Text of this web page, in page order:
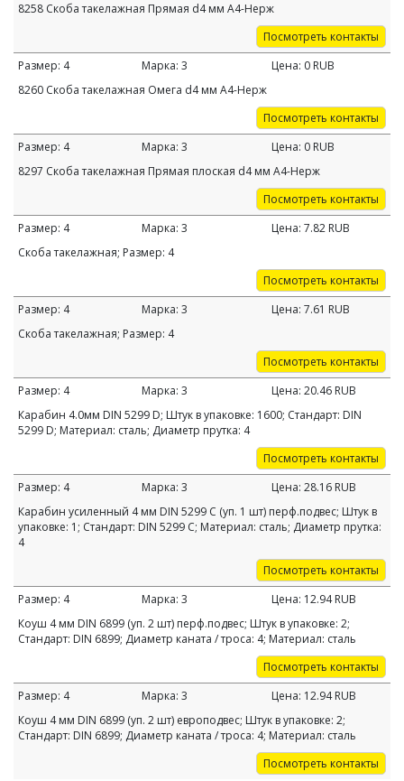
8258 Скоба такелажная Прямая d4 мм А4-Нерж
Посмотреть контакты
Размер: 4 Марка: 3 Цена: 0 RUB
8260 Скоба такелажная Омега d4 мм А4-Нерж
Посмотреть контакты
Размер: 4 Марка: 3 Цена: 0 RUB
8297 Скоба такелажная Прямая плоская d4 мм А4-Нерж
Посмотреть контакты
Размер: 4 Марка: 3 Цена: 7.82 RUB
Скоба такелажная; Размер: 4
Посмотреть контакты
Размер: 4 Марка: 3 Цена: 7.61 RUB
Скоба такелажная; Размер: 4
Посмотреть контакты
Размер: 4 Марка: 3 Цена: 20.46 RUB
Карабин 4.0мм DIN 5299 D; Штук в упаковке: 1600; Стандарт: DIN
5299 D; Материал: сталь; Диаметр прутка: 4
Посмотреть контакты
Размер: 4 Марка: 3 Цена: 28.16 RUB
Карабин усиленный 4 мм DIN 5299 С (уп. 1 шт) перф.подвес; Штук в
упаковке: 1; Стандарт: DIN 5299 С; Материал: сталь; Диаметр прутка:
4
Посмотреть контакты
Размер: 4 Марка: 3 Цена: 12.94 RUB
Коуш 4 мм DIN 6899 (уп. 2 шт) перф.подвес; Штук в упаковке: 2;
Стандарт: DIN 6899; Диаметр каната / троса: 4; Материал: сталь
Посмотреть контакты
Размер: 4 Марка: 3 Цена: 12.94 RUB
Коуш 4 мм DIN 6899 (уп. 2 шт) европодвес; Штук в упаковке: 2;
Стандарт: DIN 6899; Диаметр каната / троса: 4; Материал: сталь
Посмотреть контакты